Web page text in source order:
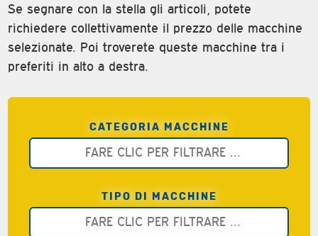
Se segnare con la stella gli articoli, potete
richiedere collettivamente il prezzo delle macchine
selezionate. Poi troverete queste macchine tra i
preferiti in alto a destra.
CATEGORIA MACCHINE
TIPO DI MACCHINE